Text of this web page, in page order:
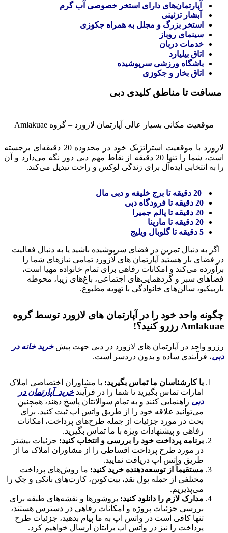
آپارتمان‌های دارای استخر خصوصی آب گرم
آبشار تزئینی
استخر بزرگ و مجلل به همراه جکوزی
سینمای روباز
خدمات دربان
اتاق بیلیارد
باشگاه ورزشی سرپوشیده
اتاق بخار و جکوزی
مسافت تا مناطق کلیدی دبی
موقعیت مکانی بسیار عالی آپارتمان لازورد – گروه Amlakuae
لازورد با موقعیت استراتژیک خود در محدوده 20 دقیقه‌ای برجسته
است، شما را تنها 20 دقیقه از نقاط مهم دبی دور نگه می‌دارد و آن
را به انتخابی ایده‌آل برای زندگی لوکس و راحت تبدیل می‌کند.
20 دقیقه تا فرودگاه دبی
20 دقیقه تا پالم جمیرا
20 دقیقه تا مارینا
5 دقیقه تا گلوبال ویلیج
اگر به دنبال تمرین در فضای سرپوشیده باشید یا به دنبال فعالیت
در فضای باز هستید آپارتمان های لازورد تمامی نیازهای شما را
برآورده می‌کند و امکانات رفاهی برای تمام خانواده مهیا است،
فضاهای سبز و گردهمایی‌های اجتماعی، باغ‌های زیبا، محوطه
باربیکیو، سالن‌های خانوادگی با تهویه مطبوع.
چگونه واحد خود را در آپارتمان های لازورد توسط گروه
Amlakuae رزرو کنید؟!
رزرو واحد در آپارتمان های لازورد در دبی جهت پیشخرید خانه در
دبی، فرآیندی ساده و بدون دردسر است.
با کارشناسان ما تماس بگیرید: با مشاوران اختصاصی املاک
امارات تماس بگیرید تا شما را در فرآیندخرید آپارتمان در
دبی راهنمایی کنند و به تمام سوالاتتان پاسخ دهند، همچنین
می‌توانید علاقه خود را از طریق واتس اپ ثبت کنید. برای
بحث در مورد جزئیات از جمله طرح‌های پرداخت، امکانات
رفاهی و پیشنهادات ویژه با ما تماس بگیرید.
برنامه پرداخت خود را بررسی و انتخاب کنید: جزئیات بیشتر
در مورد طرح پرداخت اقساطی را از مشاوران املاک ما از
طریق واتس اپ دریافت نمایید.
مستقیماً از توسعه‌دهنده خرید کنید: ما روش‌های پرداخت
مختلفی از جمله پول نقد، بیت‌کوین، کارت‌های بانکی و چک را
می‌پذیریم.
مدارک لازم را دانلود کنید: بروشورها و نقشه‌های طبقه برای
بررسی جزئیات پروژه و امکانات رفاهی در دسترس هستند،
تنها کافی است در واتس اپ به ما پیام بدهید، جزئیات طرح
پرداخت را نیز در واتس اپ برایتان ارسال خواهیم کرد.